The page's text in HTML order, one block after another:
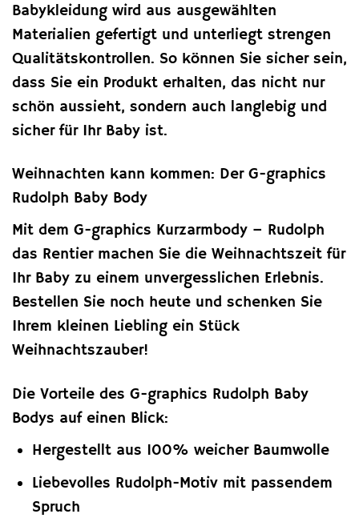
Babykleidung wird aus ausgewählten
Materialien gefertigt und unterliegt strengen
Qualitätskontrollen. So können Sie sicher sein,
dass Sie ein Produkt erhalten, das nicht nur
schön aussieht, sondern auch langlebig und
sicher für Ihr Baby ist.
Weihnachten kann kommen: Der G-graphics
Rudolph Baby Body
Mit dem G-graphics Kurzarmbody – Rudolph
das Rentier machen Sie die Weihnachtszeit für
Ihr Baby zu einem unvergesslichen Erlebnis.
Bestellen Sie noch heute und schenken Sie
Ihrem kleinen Liebling ein Stück
Weihnachtszauber!
Die Vorteile des G-graphics Rudolph Baby
Bodys auf einen Blick:
Hergestellt aus 100% weicher Baumwolle
Liebevolles Rudolph-Motiv mit passendem
Spruch